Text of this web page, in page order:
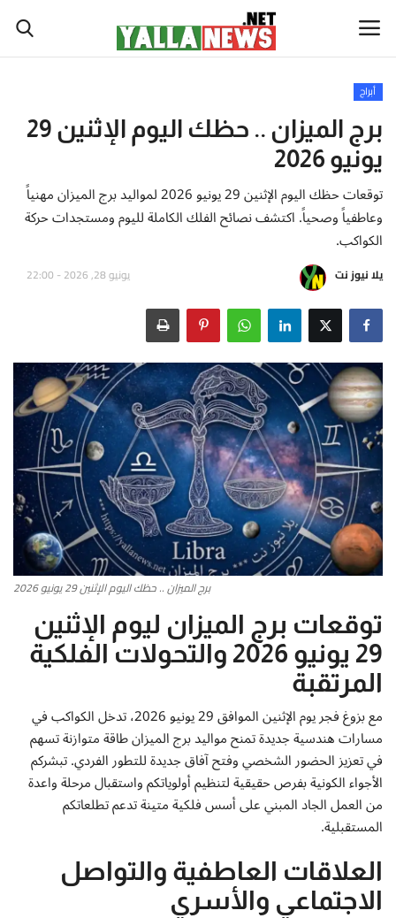
أخبار العالم
أخبار الوطن العربي
سياسة واقتصاد
رياضة
تكنولوجيا وعلوم
صحة ولياقة
أطباق من المطابخ العربية
سياحة وسفر
منوعات عامة
جاليري الفن التشكيلي
من نحن
سياسة الخصوصية
البنود والشروط
رئيس التحرير
إتصل بنا
أبراج
برج الميزان .. حظك اليوم الإثنين 29
يونيو 2026
توقعات حظك اليوم الإثنين 29 يونيو 2026 لمواليد برج الميزان مهنياً
وعاطفياً وصحياً. اكتشف نصائح الفلك الكاملة لليوم ومستجدات حركة
الكواكب.
يلا نيوز نت يونيو 28, 2026 - 22:00
برج الميزان .. حظك اليوم الإثنين 29 يونيو 2026
توقعات برج الميزان ليوم الإثنين
29 يونيو 2026 والتحولات الفلكية
المرتقبة
مع بزوغ فجر يوم الإثنين الموافق 29 يونيو 2026، تدخل الكواكب في
مسارات هندسية جديدة تمنح مواليد برج الميزان طاقة متوازنة تسهم
في تعزيز الحضور الشخصي وفتح آفاق جديدة للتطور الفردي. تبشركم
الأجواء الكونية بفرص حقيقية لتنظيم أولوياتكم واستقبال مرحلة واعدة
من العمل الجاد المبني على أسس فلكية متينة تدعم تطلعاتكم
المستقبلية.
العلاقات العاطفية والتواصل
الاجتماعي والأسري